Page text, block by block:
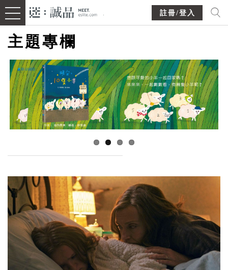
註冊/登入
主題專欄